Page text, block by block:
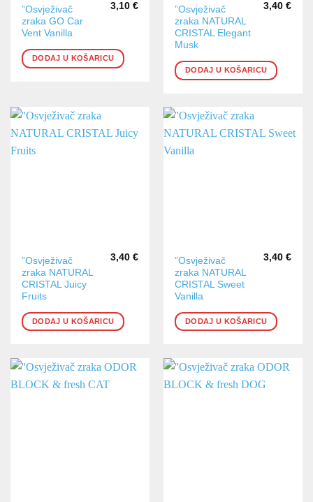
”Osvježivač
zraka GO Car
Vent Vanilla
3,10 €
DODAJ U KOŠARICU
”Osvježivač
zraka NATURAL
CRISTAL Elegant
Musk
3,40 €
DODAJ U KOŠARICU
”Osvježivač
zraka NATURAL
CRISTAL Juicy
Fruits
3,40 €
DODAJ U KOŠARICU
”Osvježivač
zraka NATURAL
CRISTAL Sweet
Vanilla
3,40 €
DODAJ U KOŠARICU